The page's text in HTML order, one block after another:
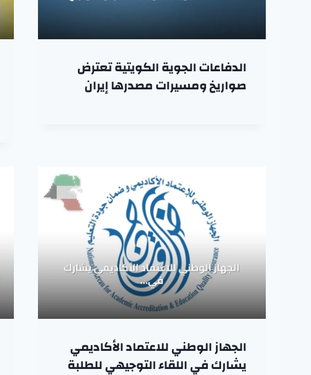
الدفاعات الجوية الكويتية تعترض
صواريخ ومسيرات مصدرها إيران
الجهاز الوطني للاعتماد الأكاديمي
يشارك في اللقاء التوجيهي للطلبة